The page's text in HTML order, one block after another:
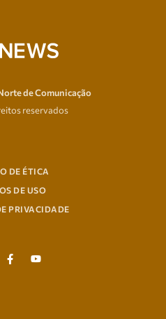
de Comunicação
reservados
DE ÉTICA
DE USO
PRIVACIDADE